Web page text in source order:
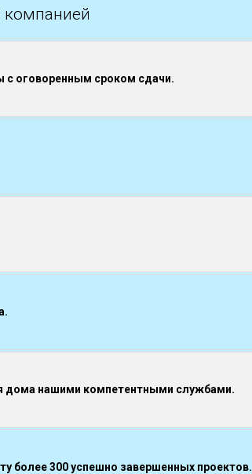
с оговоренным сроком сдачи.
дома нашими компетентными службами.
более 300 успешно завершенных проектов.